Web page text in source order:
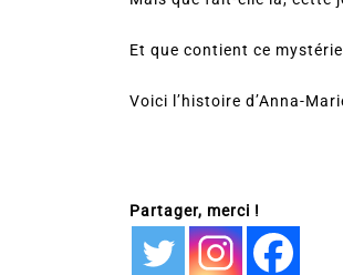
Et que contient ce
Voici l’histoire d’Anna-
Partager, merci !